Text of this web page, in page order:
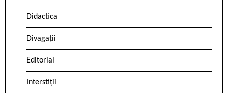
Didactica
Divagații
Editorial
Interstiții